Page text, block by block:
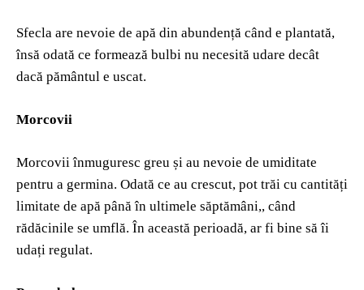
Sfecla are nevoie de apă din abundență când e plantată,
însă odată ce formează bulbi nu necesită udare decât
dacă pământul e uscat.
Morcovii
Morcovii înmuguresc greu și au nevoie de umiditate
pentru a germina. Odată ce au crescut, pot trăi cu cantități
limitate de apă până în ultimele săptămâni,, când
rădăcinile se umflă. În această perioadă, ar fi bine să îi
udați regulat.